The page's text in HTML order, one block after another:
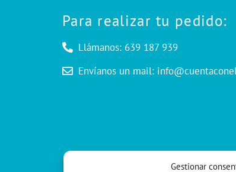
Gestionar
Para realizar tu pedido:
Llámanos: 639 187 939
Envíanos un mail: